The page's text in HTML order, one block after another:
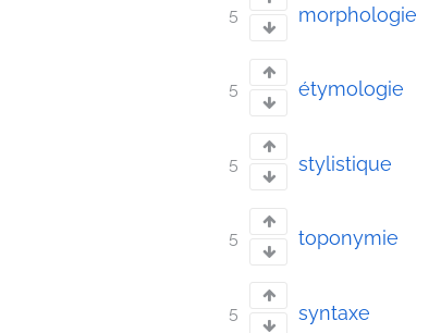
5 morphologie
5 étymologie
5 stylistique
5 toponymie
5 syntaxe